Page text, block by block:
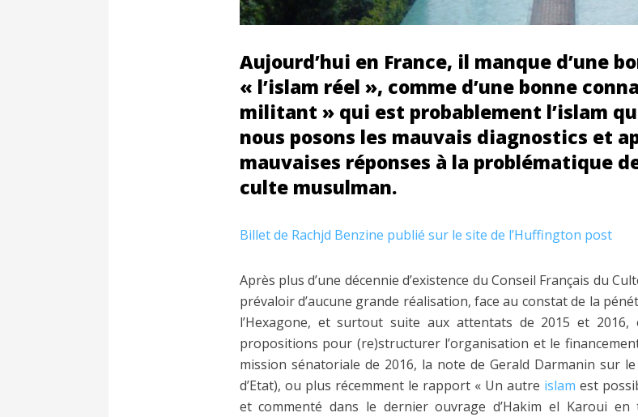
Aujourd’hui en France, il manque d’une
« l’islam réel », comme d’une bonne
militant » qui est probablement l’islam
nous posons les mauvais diagnostics et
mauvaises réponses à la problématique
culte musulman.
Billet de Rachjd Benzine publié sur le site de l’Huffington post
Après plus d’une décennie d’existence du Conseil Français du
prévaloir d’aucune grande réalisation, face au constat de la
l’Hexagone, et surtout suite aux attentats de 2015 et 2016,
propositions pour (re)structurer l’organisation et le
mission sénatoriale de 2016, la note de Gerald Darmanin sur
d’Etat), ou plus récemment le rapport « Un autre islam est
et commenté dans le dernier ouvrage d’Hakim el Karoui